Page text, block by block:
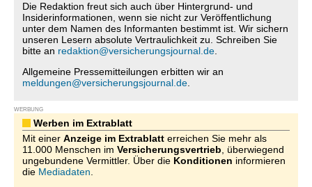
Die Redaktion freut sich auch über Hintergrund- und
Insiderinformationen, wenn sie nicht zur Veröffentlichung
unter dem Namen des Informanten bestimmt ist. Wir sichern
unseren Lesern absolute Vertraulichkeit zu. Schreiben Sie
bitte an redaktion@versicherungsjournal.de
Allgemeine Pressemitteilungen erbitten wir an
meldungen@versicherungsjournal.de
WERBUNG
Werben im Extrablatt
Mit einer Anzeige im Extrablatt erreichen Sie mehr als
11.000 Menschen im Versicherungsvertrieb , überwiegend
ungebundene Vermittler. Über die Konditionen informieren
die Mediadaten